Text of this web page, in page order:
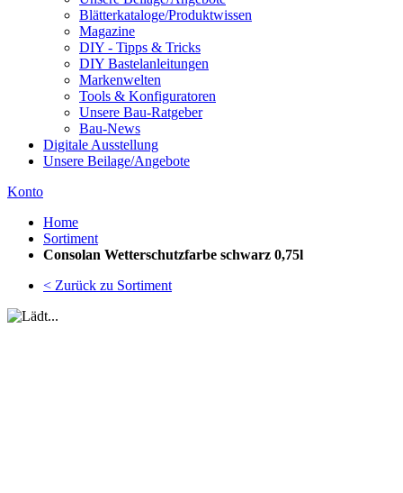
Blätterkataloge/Produktwissen
Magazine
DIY - Tipps & Tricks
DIY Bastelanleitungen
Markenwelten
Tools & Konfiguratoren
Unsere Bau-Ratgeber
Bau-News
Digitale Ausstellung
Unsere Beilage/Angebote
Konto
Home
Sortiment
Consolan Wetterschutzfarbe schwarz 0,75l
< Zurück zu Sortiment